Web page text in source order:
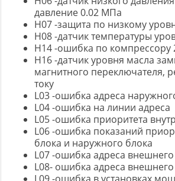
давление 0.02 МПа
H07 -защита по низкому
H08 -датчик температуры
H14 -ошибка по компрессору
H16 -датчик уровня масла
магнитного переключателя,
току
L03 -ошибка адреса
L04 -ошибка на линии адреса
L05 -ошибка приоритета
L06 -ошибка показаний
блока и наружного блока
L07 -ошибка адреса
L08- ошибка адреса